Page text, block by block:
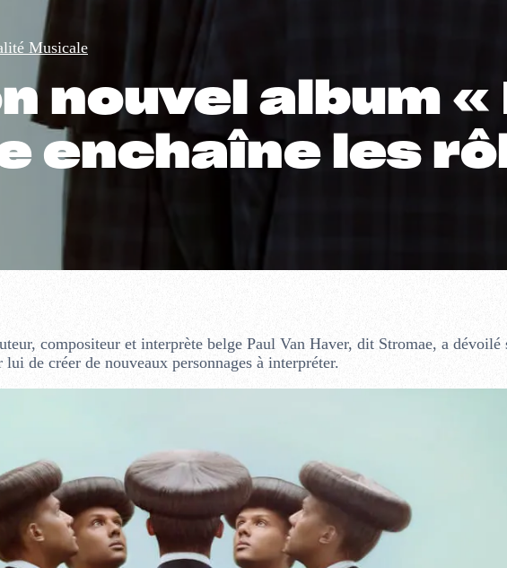
Musicale
nouvel album
enchaîne les
compositeur et interprète belge Paul Van Haver, dit Stromae, a dévoilé
de créer de nouveaux personnages à interpréter.